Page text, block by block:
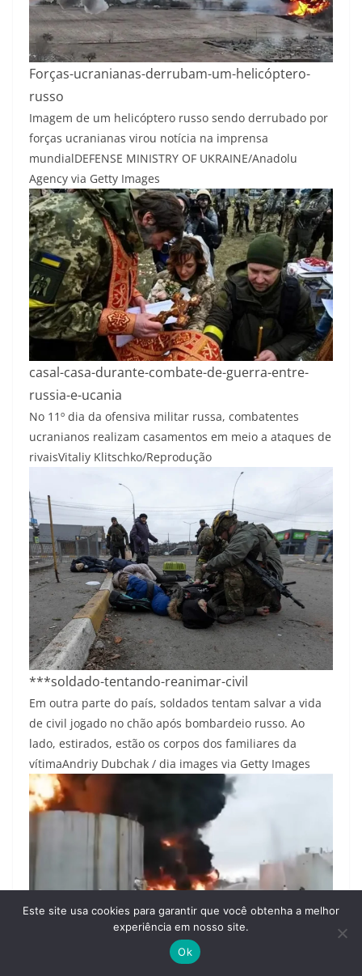
Forças-ucranianas-derrubam-um-helicóptero-
russo
Imagem de um helicóptero russo sendo derrubado por
forças ucranianas virou notícia na imprensa
mundialDEFENSE MINISTRY OF UKRAINE/Anadolu
Agency via Getty Images
casal-casa-durante-combate-de-guerra-entre-
russia-e-ucania
No 11º dia da ofensiva militar russa, combatentes
ucranianos realizam casamentos em meio a ataques de
rivaisVitaliy Klitschko/Reprodução
***soldado-tentando-reanimar-civil
Em outra parte do país, soldados tentam salvar a vida
de civil jogado no chão após bombardeio russo. Ao
lado, estirados, estão os corpos dos familiares da
vítimaAndriy Dubchak / dia images via Getty Images
***Print-refinaria-ucraniana-em-chamas-após-
Este site usa cookies para garantir que você obtenha a melhor
experiência em nosso site.
Ok